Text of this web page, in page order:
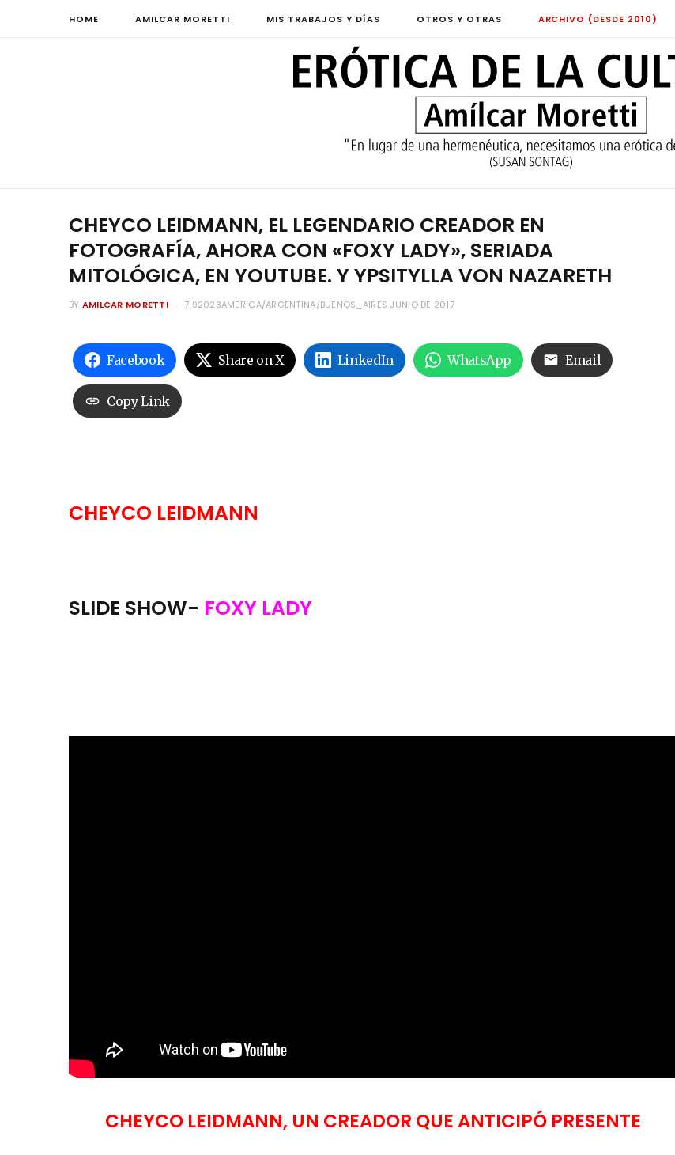
HOME AMILCAR MORETTI MIS TRABAJOS Y DÍAS OTROS Y OTRAS ARCHIVO (DESDE 2010)
CHEYCO LEIDMANN, EL LEGENDARIO CREADOR EN
FOTOGRAFÍA, AHORA CON «FOXY LADY», SERIADA
MITOLÓGICA, EN YOUTUBE. Y YPSITYLLA VON NAZARETH
BY AMILCAR MORETTI 7 92023AMERICA/ARGENTINA/BUENOS_AIRES JUNIO DE 2017
Facebook Share on X LinkedIn WhatsApp Email
Copy Link
CHEYCO LEIDMANN
SLIDE SHOW- FOXY LADY
CHEYCO LEIDMANN, UN CREADOR QUE ANTICIPÓ PRESENTE